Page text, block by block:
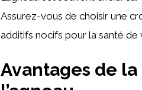
Assurez-vous de choisir une
additifs nocifs pour la santé de
Avantages de